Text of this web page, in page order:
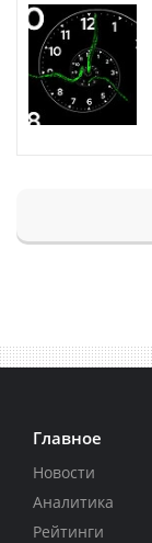
Главное
Новости
Аналитика
Рейтинги